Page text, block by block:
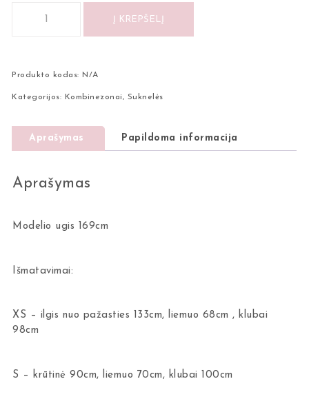
Į KREPŠELĮ
Produkto kodas: N/A
Kategorijos: Kombinezonai, Suknelės
Aprašymas Papildoma informacija
Aprašymas
Modelio ugis 169cm
Išmatavimai:
XS – ilgis nuo pažasties 133cm, liemuo 68cm , klubai
98cm
S – krūtinė 90cm, liemuo 70cm, klubai 100cm